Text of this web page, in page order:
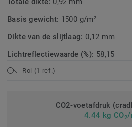
Totale dikte: 0,92 mm
Basis gewicht: 1500 g/m²
Dikte van de slijtlaag: 0,12 mm
Lichtreflectiewaarde (%): 58,15
Rol (1 ref.)
CO2-voetafdruk
4.44 kg CO2/